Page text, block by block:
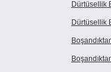
Dürtüsellik
Dürtüsellik